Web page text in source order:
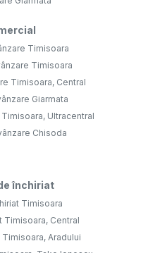
Timisoara
Timisoara
Timisoara, Central
Giarmata
Ultracentral
Chisoda
închiriat
Timisoara
Timisoara, Central
Aradului